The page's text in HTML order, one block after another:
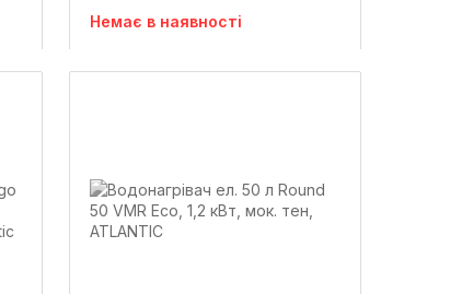
ATLANTIC
Немає в наявності